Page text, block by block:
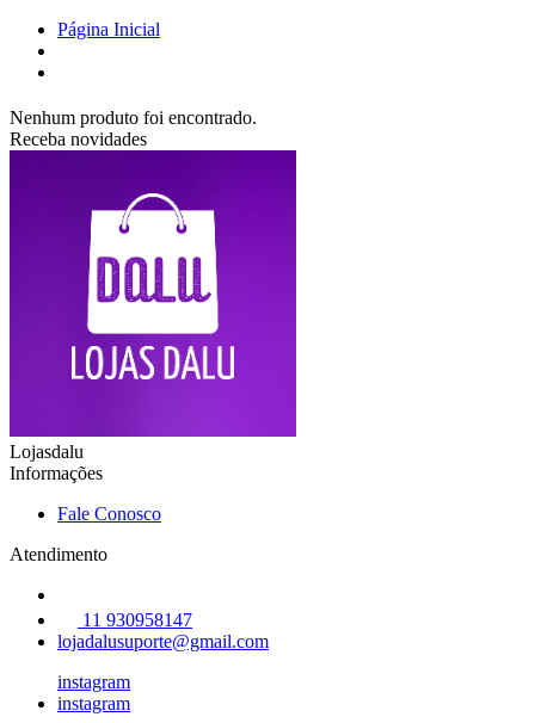
Página Inicial
Nenhum produto foi encontrado.
Receba novidades
Lojasdalu
Informações
Fale Conosco
Atendimento
11 930958147
lojadalusuporte@gmail.com
instagram
instagram